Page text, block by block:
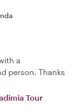
a
person. Thanks
Tour